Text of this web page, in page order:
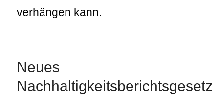
verhängen kann.
Neues
Nachhaltigkeitsberichtsgesetz